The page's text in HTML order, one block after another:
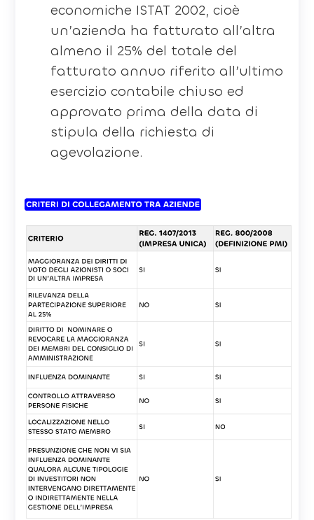
economiche ISTAT 2002, cioè
un’azienda ha fatturato all’altra
almeno il 25% del totale del
fatturato annuo riferito all’ultimo
esercizio contabile chiuso ed
approvato prima della data di
stipula della richiesta di
agevolazione.